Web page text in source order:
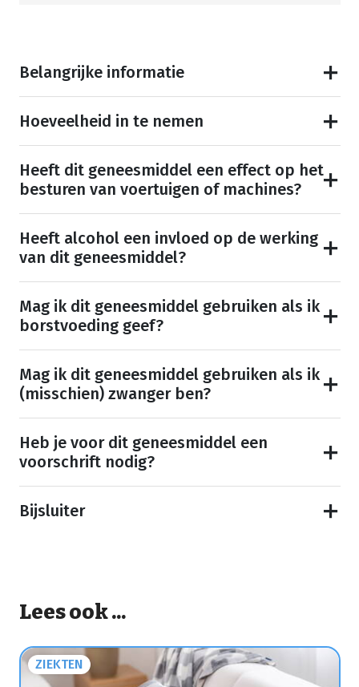
Belangrijke informatie
Hoeveelheid in te nemen
Heeft dit geneesmiddel een effect op het
besturen van voertuigen of machines?
Heeft alcohol een invloed op de werking
van dit geneesmiddel?
Mag ik dit geneesmiddel gebruiken als ik
borstvoeding geef?
Mag ik dit geneesmiddel gebruiken als ik
(misschien) zwanger ben?
Heb je voor dit geneesmiddel een
voorschrift nodig?
Bijsluiter
Lees ook ...
ZIEKTEN